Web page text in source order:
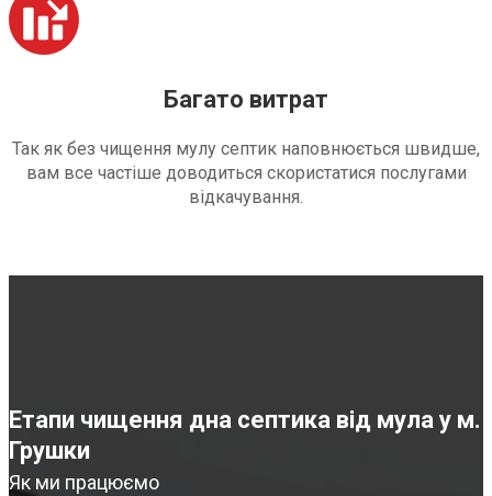
Багато витрат
Так як без чищення мулу септик наповнюється швидше,
вам все частіше доводиться скористатися послугами
відкачування.
Етапи чищення дна септика від мула у м.
Грушки
Як ми працюємо